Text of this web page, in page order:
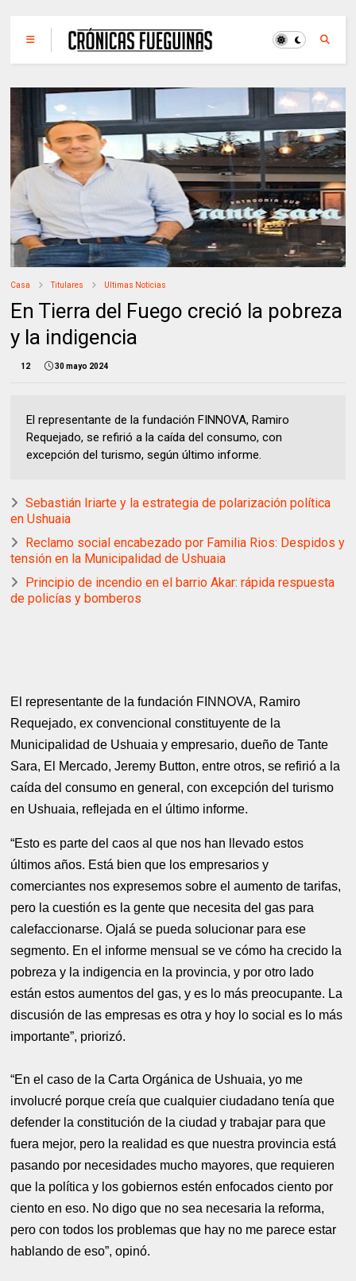
Casa Titulares Ultimas Noticias
En Tierra del Fuego creció la pobreza
y la indigencia
12 30 mayo 2024
El representante de la fundación FINNOVA, Ramiro
Requejado, se refirió a la caída del consumo, con
excepción del turismo, según último informe.
Sebastián Iriarte y la estrategia de polarización política
en Ushuaia
Reclamo social encabezado por Familia Rios: Despidos y
tensión en la Municipalidad de Ushuaia
Principio de incendio en el barrio Akar: rápida respuesta
de policías y bomberos
El representante de la fundación FINNOVA, Ramiro
Requejado, ex convencional constituyente de la
Municipalidad de Ushuaia y empresario, dueño de Tante
Sara, El Mercado, Jeremy Button, entre otros, se refirió a la
caída del consumo en general, con excepción del turismo
en Ushuaia, reflejada en el último informe.
“Esto es parte del caos al que nos han llevado estos
últimos años. Está bien que los empresarios y
comerciantes nos expresemos sobre el aumento de tarifas,
pero la cuestión es la gente que necesita del gas para
calefaccionarse. Ojalá se pueda solucionar para ese
segmento. En el informe mensual se ve cómo ha crecido la
pobreza y la indigencia en la provincia, y por otro lado
están estos aumentos del gas, y es lo más preocupante. La
discusión de las empresas es otra y hoy lo social es lo más
importante”, priorizó.
“En el caso de la Carta Orgánica de Ushuaia, yo me
involucré porque creía que cualquier ciudadano tenía que
defender la constitución de la ciudad y trabajar para que
fuera mejor, pero la realidad es que nuestra provincia está
pasando por necesidades mucho mayores, que requieren
que la política y los gobiernos estén enfocados ciento por
ciento en eso. No digo que no sea necesaria la reforma,
pero con todos los problemas que hay no me parece estar
hablando de eso”, opinó.